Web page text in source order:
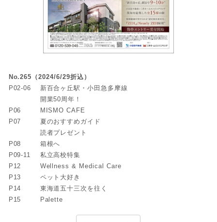
No.265（2024/6/29折込）
P02-06
新百合ヶ丘駅・小田急多摩線
開業50周年！
P06
MISMO CAFE
P07
夏のおすすめガイド
読者プレゼント
P08
箱根へ
P09-11
私立高校特集
P12
Wellness & Medical Care
P13
ペット大好き
P14
東海道五十三次を往く
P15
Palette